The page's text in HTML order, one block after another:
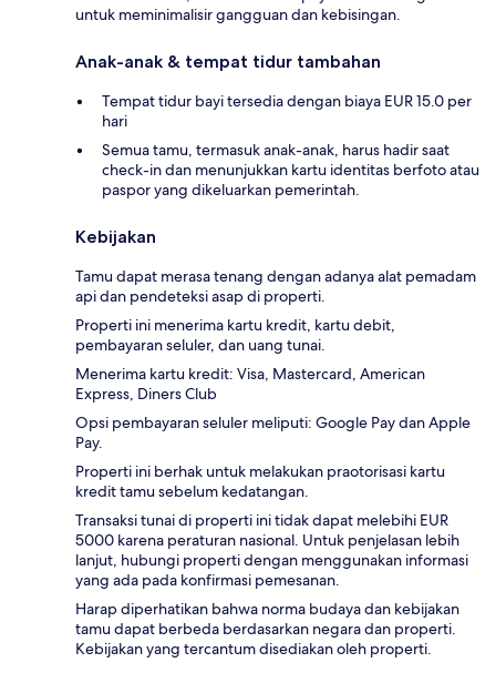
untuk meminimalisir gangguan dan kebisingan.
Anak-anak & tempat tidur tambahan
Tempat tidur bayi tersedia dengan biaya EUR 15.0 per
hari
Semua tamu, termasuk anak-anak, harus hadir saat
check-in dan menunjukkan kartu identitas berfoto atau
paspor yang dikeluarkan pemerintah.
Kebijakan
Tamu dapat merasa tenang dengan adanya alat pemadam
api dan pendeteksi asap di properti.
Properti ini menerima kartu kredit, kartu debit,
pembayaran seluler, dan uang tunai.
Menerima kartu kredit: Visa, Mastercard, American
Express, Diners Club
Opsi pembayaran seluler meliputi: Google Pay dan Apple
Pay.
Properti ini berhak untuk melakukan praotorisasi kartu
kredit tamu sebelum kedatangan.
Transaksi tunai di properti ini tidak dapat melebihi EUR
5000 karena peraturan nasional. Untuk penjelasan lebih
lanjut, hubungi properti dengan menggunakan informasi
yang ada pada konfirmasi pemesanan.
Harap diperhatikan bahwa norma budaya dan kebijakan
tamu dapat berbeda berdasarkan negara dan properti.
Kebijakan yang tercantum disediakan oleh properti.